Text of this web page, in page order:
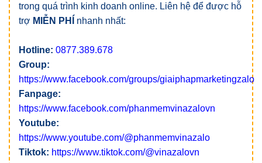
trong quá trình kinh doanh online. Liên hệ để được hỗ
trợ MIỄN PHÍ nhanh nhất:
Hotline: 0877.389.678
Group:
https://www.facebook.com/groups/giaiphapmarketingzalo
Fanpage:
https://www.facebook.com/phanmemvinazalovn
Youtube:
https://www.youtube.com/@phanmemvinazalo
Tiktok: https://www.tiktok.com/@vinazalovn